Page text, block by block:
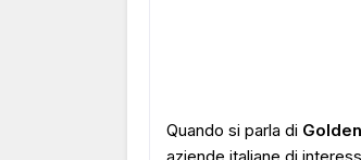
Quando si parla di